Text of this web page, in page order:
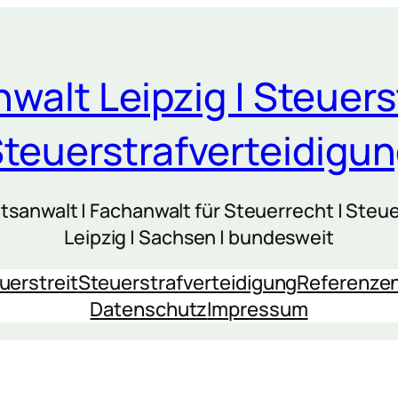
Leipzig |
| Fachanwalt für Steuerrecht |
Leipzig | Sachsen | bundesweit
Steuerstrafverteidigung
DatenschutzImpressum